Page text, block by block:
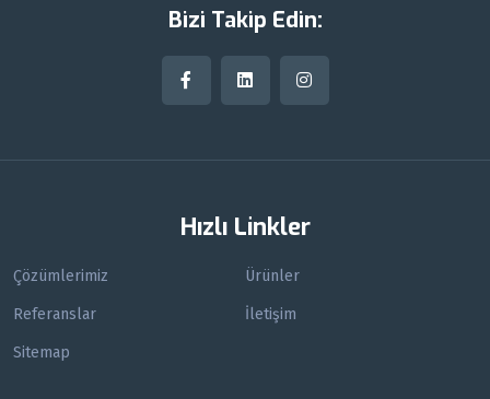
Bizi Takip Edin:
Hızlı Linkler
Çözümlerimiz Ürünler
Referanslar İletişim
Sitemap